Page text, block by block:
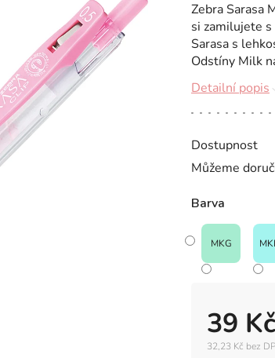
Dostupnost
Můžeme
39 Kč
32,23 Kč bez
Barva
MKG
Zebra Sarasa
si zamilujete
Sarasa s
Odstíny Milk
Detailní popis